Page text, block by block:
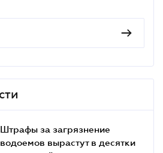
Штрафы за загрязнение
водоемов вырастут в десятки